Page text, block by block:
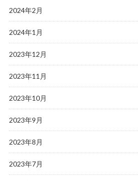
2024年2月
2024年1月
2023年12月
2023年11月
2023年10月
2023年9月
2023年8月
2023年7月